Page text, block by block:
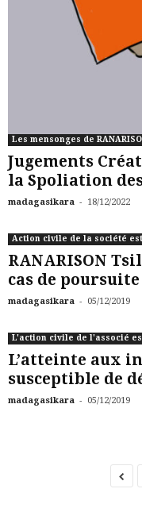
Les mensonges de
Jugements
la Spoliation
madagasikara - 18/12/2022
RANARISON
cas de
madagasikara - 05/12/2019
L'action civile de l'associé
L’atteinte aux
susceptible de
madagasikara - 05/12/2019